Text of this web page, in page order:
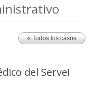
« Todos los casos
del Servei